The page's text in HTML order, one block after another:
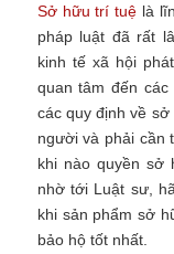
Sở hữu trí tuệ là
pháp luật đã rất
kinh tế xã hội
quan tâm đến
các quy định về
người và phải cần
khi nào quyền sở
nhờ tới Luật sư,
khi sản phẩm sở
bảo hộ tốt nhất.